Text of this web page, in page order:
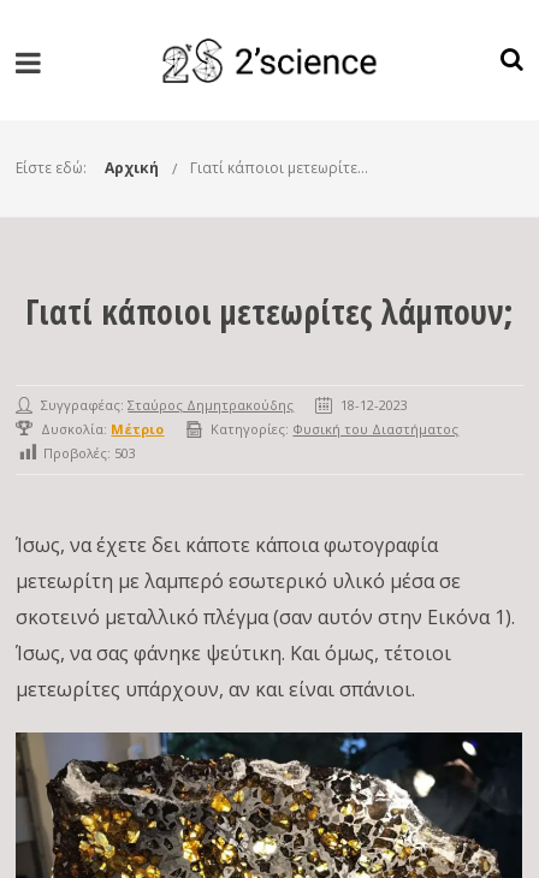
Είστε εδώ: Αρχική Γιατί κάποιοι μετεωρίτες λάμπουν;
Γιατί κάποιοι μετεωρίτες λάμπουν;
Συγγραφέας:Σταύρος Δημητρακούδης
18-12-2023
Δυσκολία: Μέτριο Κατηγορίες: Φυσική του Διαστήματος
Προβολές: 503
Ίσως, να έχετε δει κάποτε κάποια φωτογραφία
μετεωρίτη με λαμπερό εσωτερικό υλικό μέσα σε
σκοτεινό μεταλλικό πλέγμα (σαν αυτόν στην Εικόνα 1).
Ίσως, να σας φάνηκε ψεύτικη. Και όμως, τέτοιοι
μετεωρίτες υπάρχουν, αν και είναι σπάνιοι.